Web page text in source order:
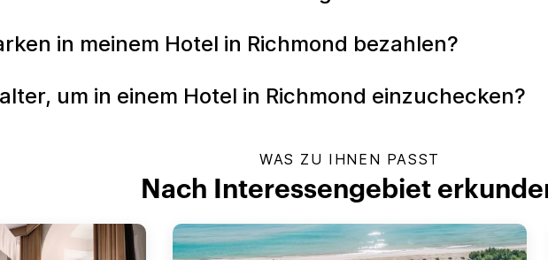
in meinem Hotel in Richmond bezahlen?
um in einem Hotel in Richmond einzuchecken?
WAS ZU IHNEN PASST
Nach Interessengebiet